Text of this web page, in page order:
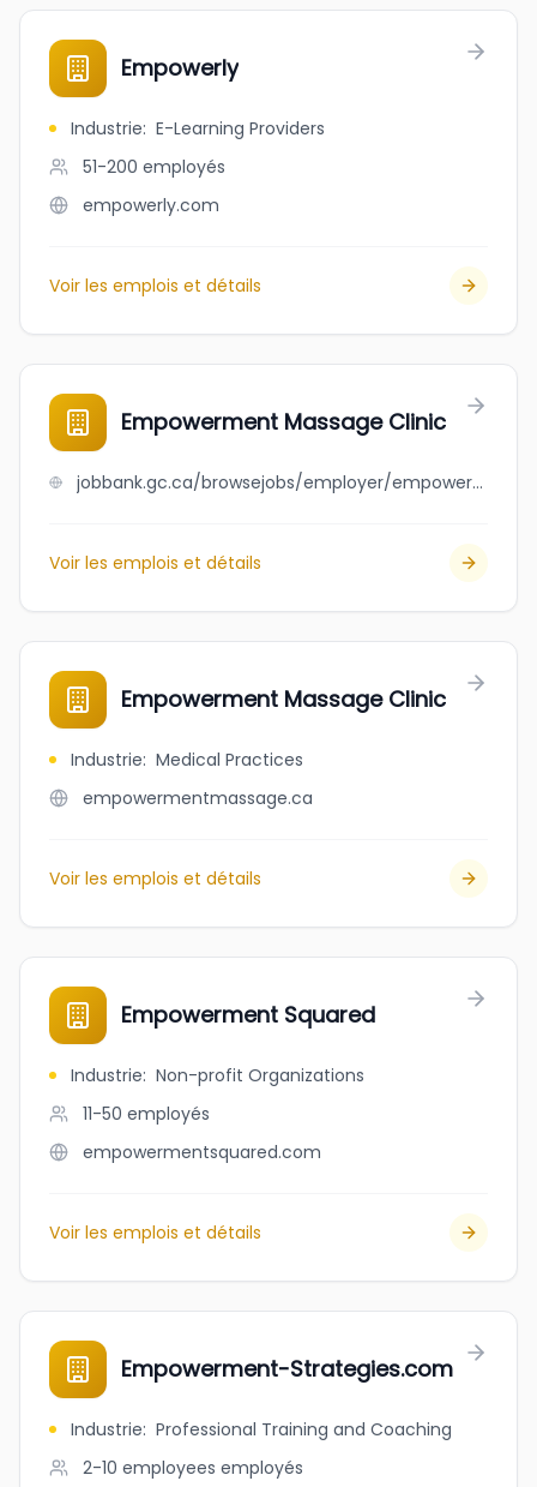
Empowerly
Industrie: E-Learning Providers
51-200 employés
empowerly.com
Voir les emplois et détails
Empowerment Massage Clinic
jobbank.gc.ca/browsejobs/employer/empowerment+massage+clinic/ca
Voir les emplois et détails
Empowerment Massage Clinic
Industrie: Medical Practices
empowermentmassage.ca
Voir les emplois et détails
Empowerment Squared
Industrie: Non-profit Organizations
11-50 employés
empowermentsquared.com
Voir les emplois et détails
Empowerment-Strategies.com
Industrie: Professional Training and Coaching
2-10 employees employés